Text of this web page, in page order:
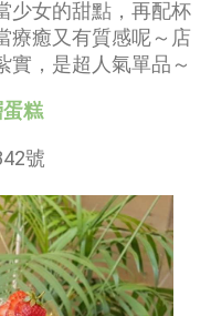
少女的甜點，再配杯
療癒又有質感呢～店
實，是超人氣單品～
糕
號